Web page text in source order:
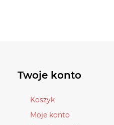
wybrać
Twoje konto
Koszyk
Moje konto